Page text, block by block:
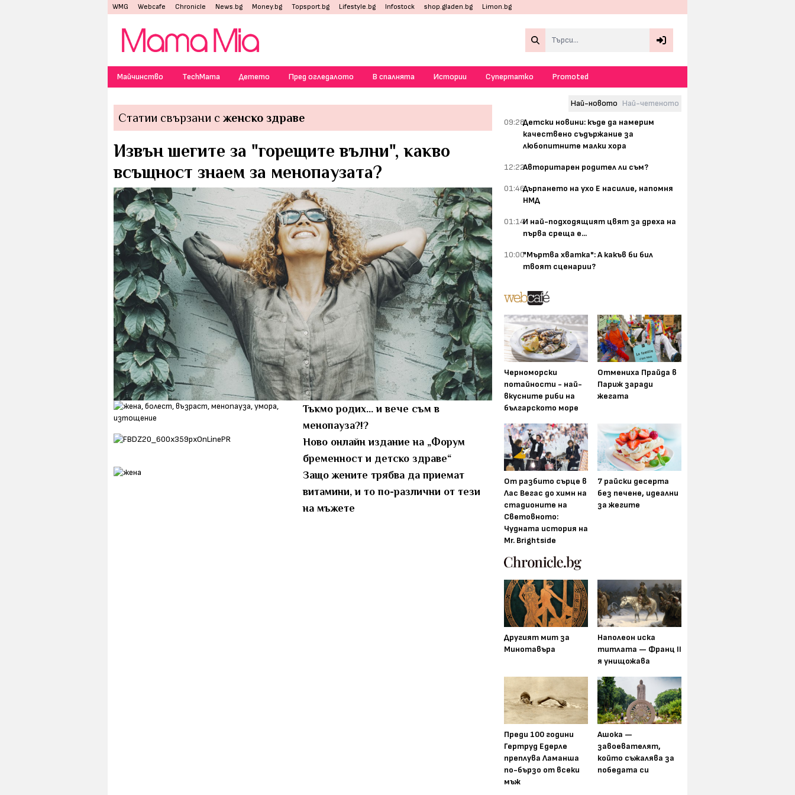
WMG Webcafe Chronicle News.bg Money.bg Topsport.bg Lifestyle.bg Infostock shop.gladen.bg Limon.bg
Майчинство TechMama Детето Пред огледалото В спалнята Истории Супертатко Promoted
Статии свързани с женско здраве
Извън шегите за "горещите вълни", какво
всъщност знаем за менопаузата?
Тъкмо родих... и вече съм в
менопауза?!?
Ново онлайн издание на „Форум
бременност и детско здраве“
Защо жените трябва да приемат
витамини, и то по-различни от тези
на мъжете
Най-новото Най-четеното
09:28Детски новини: къде да намерим
качествено съдържание за
любопитните малки хора
12:22Авторитарен родител ли съм?
01:46Дърпането на ухо Е насилие, напомня
НМД
01:14И най-подходящият цвят за дреха на
първа среща е...
10:00"Мъртва хватка": А какъв би бил
твоят сценарии?
Черноморски
потайности - най-
вкусните риби на
българското море
Отмениха Прайда в
Париж заради
жегата
От разбито сърце в
Лас Вегас до химн на
стадионите на
Световното:
Чудната история на
Mr. Brightside
7 райски десерта
без печене, идеални
за жегите
Другият мит за
Минотавъра
Наполеон иска
титлата — Франц II
я унищожава
Преди 100 години
Гертруд Едерле
преплува Ламанша
по-бързо от всеки
мъж
Ашока —
завоевателят,
който съжалява за
победата си